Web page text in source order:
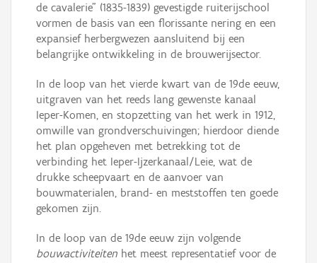
de cavalerie" (1835-1839) gevestigde ruiterijschool
vormen de basis van een florissante nering en een
expansief herbergwezen aansluitend bij een
belangrijke ontwikkeling in de brouwerijsector.
In de loop van het vierde kwart van de 19de eeuw,
uitgraven van het reeds lang gewenste kanaal
Ieper-Komen, en stopzetting van het werk in 1912,
omwille van grondverschuivingen; hierdoor diende
het plan opgeheven met betrekking tot de
verbinding het Ieper-Ijzerkanaal/Leie, wat de
drukke scheepvaart en de aanvoer van
bouwmaterialen, brand- en meststoffen ten goede
gekomen zijn.
In de loop van de 19de eeuw zijn volgende
bouwactiviteiten het meest representatief voor de